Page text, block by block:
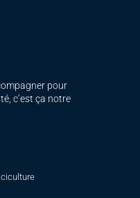
pour
c’est ça notre